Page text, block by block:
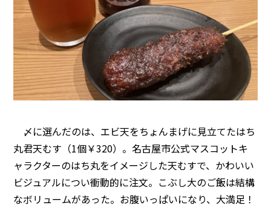
〆に選んだのは、エビ天をちょんまげに見立てたはち
丸君天むす（1個￥320）。名古屋市公式マスコットキ
ャラクターのはち丸をイメージした天むすで、かわいい
ビジュアルについ衝動的に注文。こぶし大のご飯は結構
なボリュームがあった。お腹いっぱいになり、大満足！